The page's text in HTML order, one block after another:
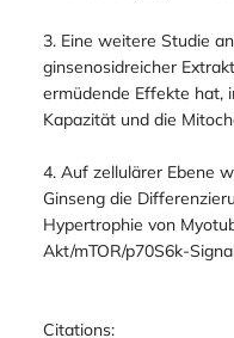
3. Eine weitere Studie
ginsenosidreicher
ermüdende Effekte hat,
Kapazität und die
4. Auf zellulärer Ebene
Ginseng die
Hypertrophie von
Akt/mTOR/p70S6k-
Citations: